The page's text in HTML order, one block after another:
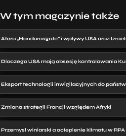
W tym magazynie także
Afera „Hondurasgate” i wpływy USA oraz
Dlaczego USA mają obsesję kontrolowania
Eksport technologii inwigilacyjnych do
Zmiana strategii Francji względem Afryki
Przemysł winiarski a ocieplenie klimatu w RPA